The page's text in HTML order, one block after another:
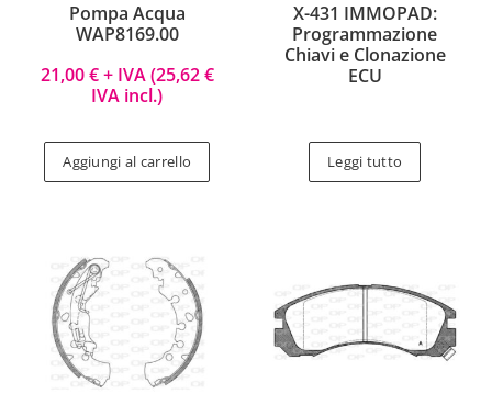
Pompa Acqua
WAP8169.00
21,00€+ IVA (25,62€
IVA incl.)
Aggiungi al carrello
X-431 IMMOPAD:
Programmazione
Chiavi e Clonazione
ECU
Leggi tutto